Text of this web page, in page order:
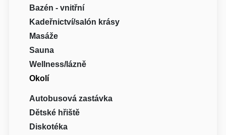
Bazén - vnitřní
Kadeřnictví/salón krásy
Masáže
Sauna
Wellness/lázně
Okolí
Autobusová zastávka
Dětské hřiště
Diskotéka